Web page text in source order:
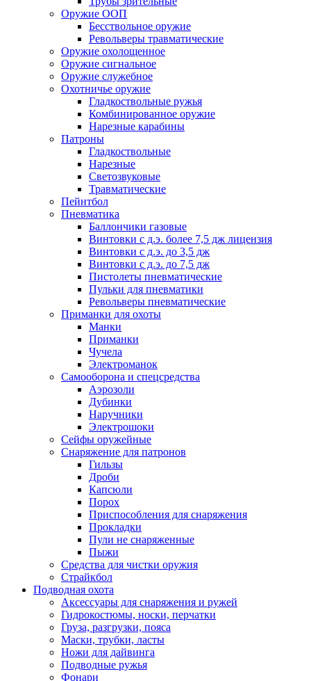
Оружие ООП
Бесствольное оружие
Револьверы травматические
Оружие охолощенное
Оружие сигнальное
Оружие служебное
Охотничье оружие
Гладкоствольные ружья
Комбинированное оружие
Нарезные карабины
Патроны
Гладкоствольные
Нарезные
Светозвуковые
Травматические
Пейнтбол
Пневматика
Баллончики газовые
Винтовки с д.э. более 7,5 дж лицензия
Винтовки с д.э. до 3,5 дж
Винтовки с д.э. до 7,5 дж
Пистолеты пневматические
Пульки для пневматики
Револьверы пневматические
Приманки для охоты
Манки
Приманки
Чучела
Электроманок
Самооборона и спецсредства
Аэрозоли
Дубинки
Наручники
Электрошоки
Сейфы оружейные
Снаряжение для патронов
Гильзы
Дроби
Капсюли
Порох
Приспособления для снаряжения
Прокладки
Пули не снаряженные
Пыжи
Средства для чистки оружия
Страйкбол
Подводная охота
Аксессуары для снаряжения и ружей
Гидрокостюмы, носки, перчатки
Груза, разгрузки, пояса
Маски, трубки, ласты
Ножи для дайвинга
Подводные ружья
Фонари